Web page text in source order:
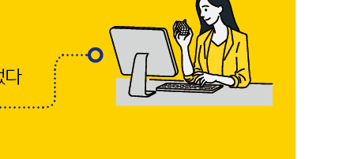
과 발상법